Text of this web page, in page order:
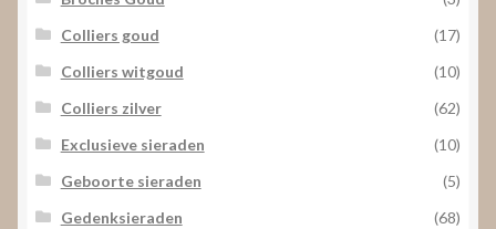
Colliers goud
(17)
Colliers witgoud
(10)
Colliers zilver
(62)
Exclusieve sieraden
(10)
Geboorte sieraden
(5)
Gedenksieraden
(68)